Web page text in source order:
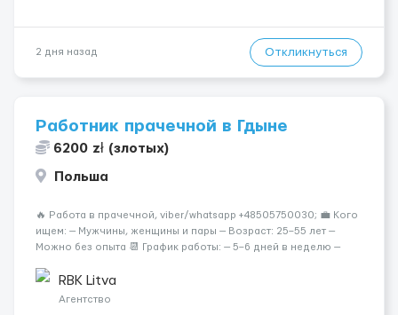
2 дня назад Откликнуться
Работник прачечной в Гдыне
6200 zł (злотых)
Польша
🔥 Работа в прачечной, viber/whatsapp +48505750030; 💼 Кого
ищем: — Мужчины, женщины и пары — Возраст: 25–55 лет —
Можно без опыта 📆 График работы: — 5–6 дней в неделю —
18:0...RBK Litva
Агентство